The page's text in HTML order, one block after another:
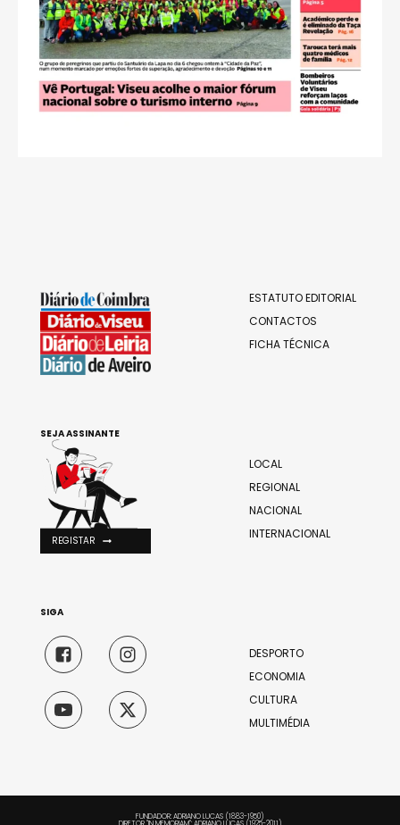
ESTATUTO EDITORIAL
CONTACTOS
FICHA TÉCNICA
LOCAL
REGIONAL
NACIONAL
INTERNACIONAL
DESPORTO
ECONOMIA
CULTURA
MULTIMÉDIA
SEJA ASSINANTE
REGISTAR
SIGA
FUNDADOR: ADRIANO LUCAS (1883-1950)